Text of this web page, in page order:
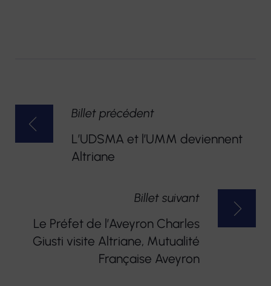
NAVIGATION
DE
L’ARTICLE
Billet précédent
L’UDSMA et l’UMM deviennent
Altriane
Billet suivant
Le Préfet de l’Aveyron Charles
Giusti visite Altriane, Mutualité
Française Aveyron